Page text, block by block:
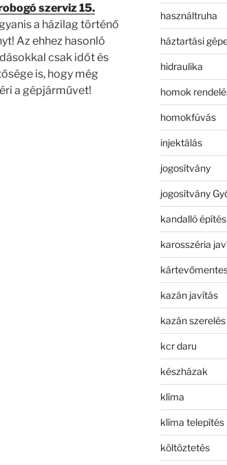
szerviz 15.
a házilag történő
Az ehhez hasonló
csak időt és
is, hogy még
a gépjárművet!
használtruha
háztartási
hidraulika
homok
homokfúvás
injektálás
jogosítvány
jogosítvány
kandalló építés
karosszéria
kazán javítás
kazán szerelés
kcr daru
készházak
klíma
klíma telepítés
költöztetés